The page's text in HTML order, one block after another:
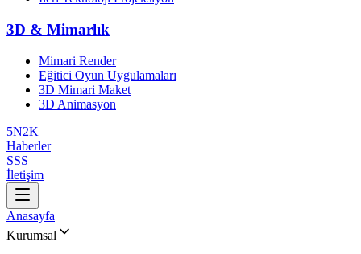
3D & Mimarlık
Mimari Render
Eğitici Oyun Uygulamaları
3D Mimari Maket
3D Animasyon
5N2K
Haberler
SSS
İletişim
Anasayfa
Kurumsal